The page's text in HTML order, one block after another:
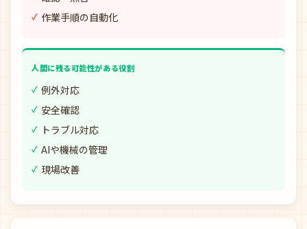
作業手順の自動化
人間に残る可能性がある役割
例外対応
安全確認
トラブル対応
AIや機械の管理
現場改善